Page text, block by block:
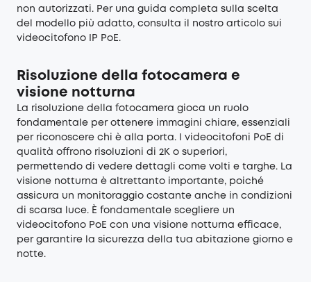
non autorizzati. Per una guida completa sulla scelta
del modello più adatto, consulta il nostro articolo sui
videocitofono IP PoE.
Risoluzione della fotocamera e
visione notturna
La risoluzione della fotocamera gioca un ruolo
fondamentale per ottenere immagini chiare, essenziali
per riconoscere chi è alla porta. I videocitofoni PoE di
qualità offrono risoluzioni di 2K o superiori,
permettendo di vedere dettagli come volti e targhe. La
visione notturna è altrettanto importante, poiché
assicura un monitoraggio costante anche in condizioni
di scarsa luce. È fondamentale scegliere un
videocitofono PoE con una visione notturna efficace,
per garantire la sicurezza della tua abitazione giorno e
notte.